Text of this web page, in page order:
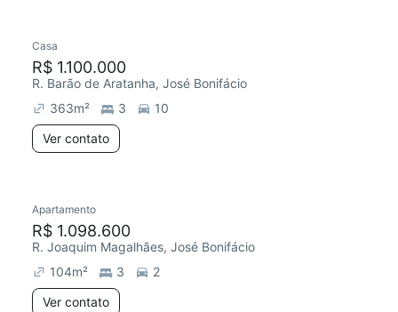
Casa
R$ 1.100.000
R. Barão de Aratanha, José Bonifácio
363m² 3
10
Ver contato
Apartamento
R$ 1.098.600
R. Joaquim Magalhães, José Bonifácio
104m² 3
2
Ver contato